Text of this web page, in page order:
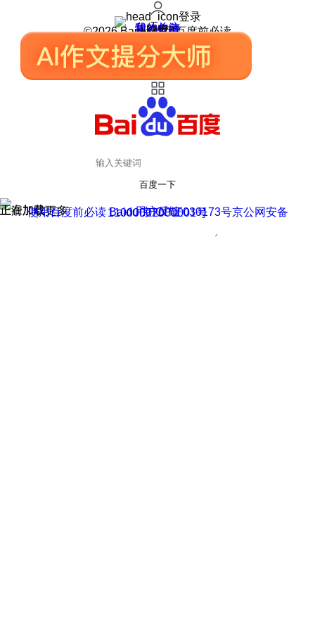
登录
我的关注
我的收藏
皮肤中心
用户反馈
设置
©2026 Baidu 使用百度前必读
百度一下
正在加载
上滑加载更多 用户反馈
使用百度前必读 Baidu 京ICP证030173号
京公网安备11000002000001号